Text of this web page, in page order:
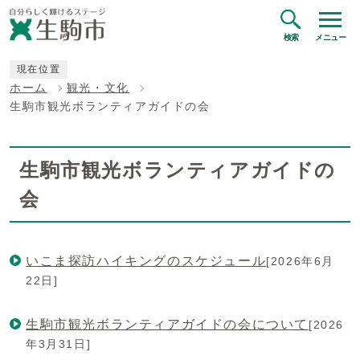
検索 メニュー
現在位置
ホーム
観光・文化
生駒市観光ボランティアガイドの会
生駒市観光ボランティアガイドの
会
いこま探訪ハイキングのスケジュール[2026年6月
22日]
生駒市観光ボランティアガイドの会について [2026
年3月31日]